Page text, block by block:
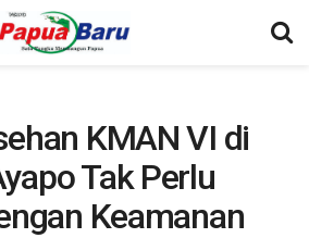
KMAN VI di
Tak Perlu
Keamanan